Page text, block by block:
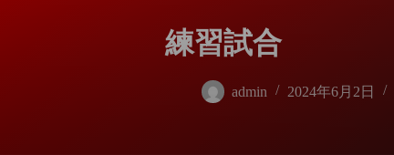
練習試合
admin 2024年6月2日